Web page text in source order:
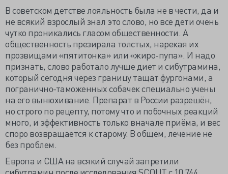
В советском детстве лояльность была не в чести, да и
не всякий взрослый знал это слово, но все дети очень
чутко проникались гласом общественности. А
общественность презирала толстых, нарекая их
прозвищами «пятитонка» или «жиро-пупа». И надо
признать, слово работало лучше диет и сибутрамина,
который сегодня через границу тащат фургонами, а
погранично-таможенных собачек специально учены
на его вынюхивание. Препарат в России разрешён,
но строго по рецепту, потому что и побочных реакций
много, и эффективность только вначале приёма, и вес
споро возвращается к старому. В общем, лечение не
без проблем.
Европа и США на всякий случай запретили